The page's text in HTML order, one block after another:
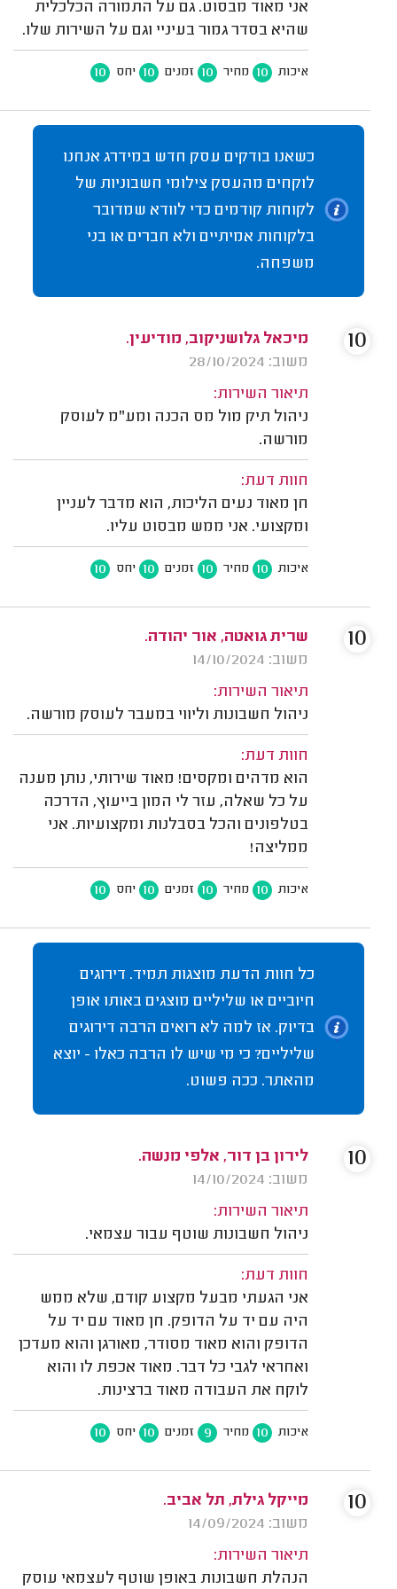
אני מאוד מבסוט. גם על התמורה הכלכלית
שהיא בסדר גמור בעיניי וגם על השירות שלו.
איכות 10 מחיר 10 זמנים 10 יחס 10
כשאנו בודקים עסק חדש במידרג אנחנו
לוקחים מהעסק צילומי חשבוניות של
לקוחות קודמים כדי לוודא שמדובר
בלקוחות אמיתיים ולא חברים או בני
משפחה.
מיכאל גלושניקוב, מודיעין.
משוב: 28/10/2024
תיאור השירות:
ניהול תיק מול מס הכנה ומע"מ לעוסק
מורשה.
חוות דעת:
חן מאוד נעים הליכות, הוא מדבר לעניין
ומקצועי. אני ממש מבסוט עליו.
איכות 10 מחיר 10 זמנים 10 יחס 10
10
שרית גואטה, אור יהודה.
משוב: 14/10/2024
תיאור השירות:
ניהול חשבונות וליווי במעבר לעוסק מורשה.
חוות דעת:
הוא מדהים ומקסים! מאוד שירותי, נותן מענה
על כל שאלה, עזר לי המון בייעוץ, הדרכה
בטלפונים והכל בסבלנות ומקצועיות. אני
ממליצה!
איכות 10 מחיר 10 זמנים 10 יחס 10
10
כל חוות הדעת מוצגות תמיד. דירוגים
חיוביים או שליליים מוצגים באותו אופן
בדיוק. אז למה לא רואים הרבה דירוגים
שליליים? כי מי שיש לו הרבה כאלו - יוצא
מהאתר. ככה פשוט.
לירון בן דור, אלפי מנשה.
משוב: 14/10/2024
תיאור השירות:
ניהול חשבונות שוטף עבור עצמאי.
חוות דעת:
אני הגעתי מבעל מקצוע קודם, שלא ממש
היה עם יד על הדופק. חן מאוד עם יד על
הדופק והוא מאוד מסודר, מאורגן והוא מעדכן
ואחראי לגבי כל דבר. מאוד אכפת לו והוא
לוקח את העבודה מאוד ברצינות.
איכות 10 מחיר 9 זמנים 10 יחס 10
10
מייקל גילת, תל אביב.
משוב: 14/09/2024
תיאור השירות:
הנהלת חשבונות באופן שוטף לעצמאי עוסק
10